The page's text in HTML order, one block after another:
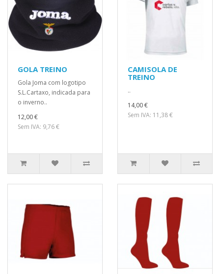
GOLA TREINO
Gola Joma com logotipo
S.L.Cartaxo, indicada para
o inverno..
12,00 €
Sem IVA: 9,76 €
CAMISOLA DE
TREINO
..
14,00 €
Sem IVA: 11,38 €